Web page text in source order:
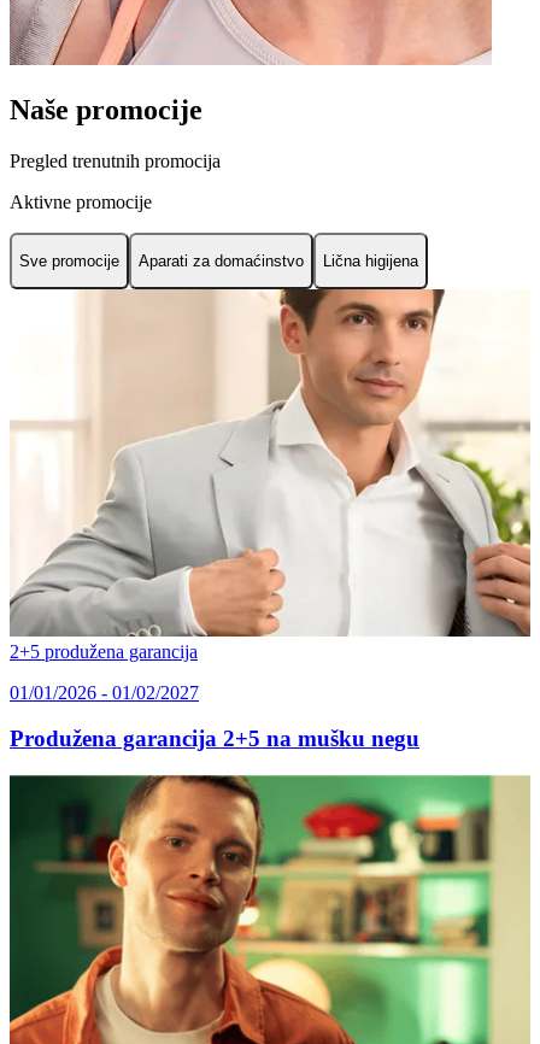
Naše promocije
Pregled trenutnih promocija
Aktivne promocije
Sve promocije Aparati za domaćinstvo Lična higijena
2+5 produžena garancija
01/01/2026 - 01/02/2027
Produžena garancija 2+5 na mušku negu